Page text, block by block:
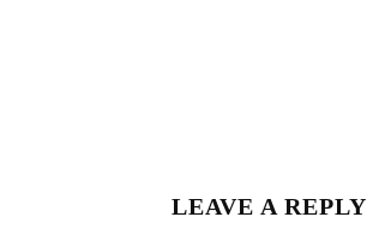
LEAVE A REPLY